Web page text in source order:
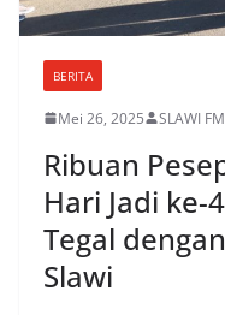
BERITA
Mei 26, 2025 SLAWI FM
Ribuan
Hari Jadi ke-
Tegal
Slawi